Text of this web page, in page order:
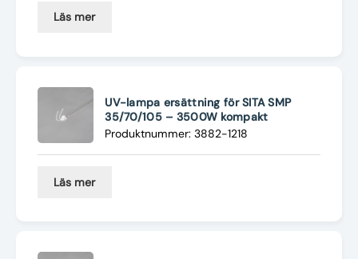
Läs mer
UV-lampa ersättning för SITA SMP
35/70/105 – 3500W kompakt
Produktnummer: 3882-1218
Läs mer